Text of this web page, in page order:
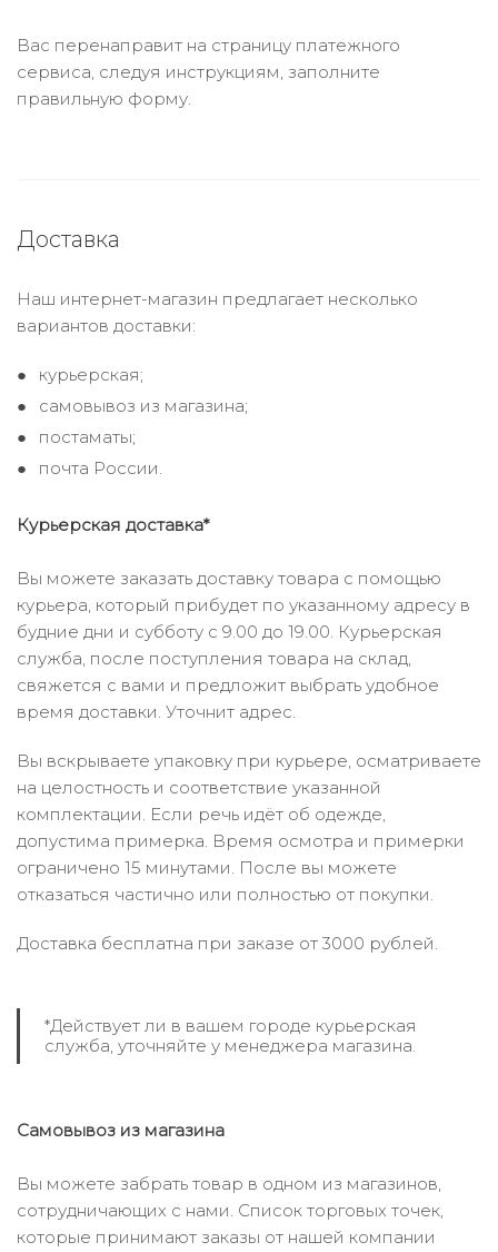
Вас перенаправит на страницу платежного
сервиса, следуя инструкциям, заполните
правильную форму.
Доставка
Наш интернет-магазин предлагает несколько
вариантов доставки:
курьерская;
самовывоз из магазина;
постаматы;
почта России.
Курьерская доставка*
Вы можете заказать доставку товара с помощью
курьера, который прибудет по указанному адресу в
будние дни и субботу с 9.00 до 19.00. Курьерская
служба, после поступления товара на склад,
свяжется с вами и предложит выбрать удобное
время доставки. Уточнит адрес.
Вы вскрываете упаковку при курьере, осматриваете
на целостность и соответствие указанной
комплектации. Если речь идёт об одежде,
допустима примерка. Время осмотра и примерки
ограничено 15 минутами. После вы можете
отказаться частично или полностью от покупки.
Доставка бесплатна при заказе от 3000 рублей.
*Действует ли в вашем городе курьерская
служба, уточняйте у менеджера магазина.
Самовывоз из магазина
Вы можете забрать товар в одном из магазинов,
сотрудничающих с нами. Список торговых точек,
которые принимают заказы от нашей компании